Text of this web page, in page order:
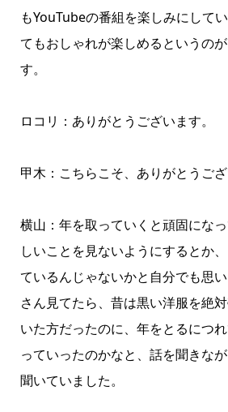
もYouTubeの番組を楽しみにして
てもおしゃれが楽しめるというの
す。
ロコリ：ありがとうございます。
甲木：こちらこそ、ありがとうござ
横山：年を取っていくと頑固にな
しいことを見ないようにするとか
ているんじゃないかと自分でも思
さん見てたら、昔は黒い洋服を絶
いた方だったのに、年をとるにつ
っていったのかなと、話を聞きな
聞いていました。